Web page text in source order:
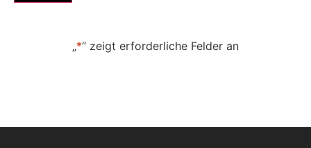
„*“ zeigt erforderliche Felder an